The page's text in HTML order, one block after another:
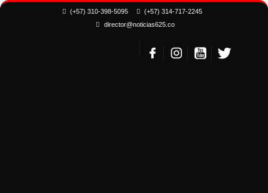
(+57) 310-398-5095
(+57) 314-717-2245
director@noticias625.co